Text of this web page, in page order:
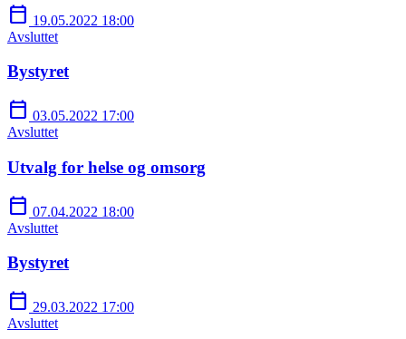
calendar_today 19.05.2022 18:00
Avsluttet
Bystyret
calendar_today 03.05.2022 17:00
Avsluttet
Utvalg for helse og omsorg
calendar_today 07.04.2022 18:00
Avsluttet
Bystyret
calendar_today 29.03.2022 17:00
Avsluttet